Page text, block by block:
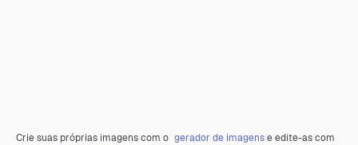
Crie suas próprias imagens com o gerador de imagense edite-as com